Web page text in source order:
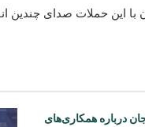
این حملات صدای چندین
درباره همکاری‌های